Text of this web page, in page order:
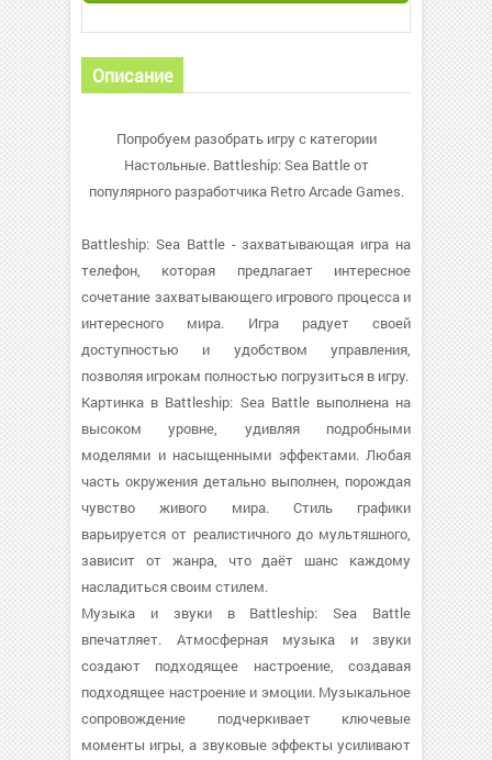
Описание
Попробуем разобрать игру с категории
Настольные. Battleship: Sea Battle от
популярного разработчика Retro Arcade Games.
Battleship: Sea Battle - захватывающая игра на
телефон, которая предлагает интересное
сочетание захватывающего игрового процесса и
интересного мира. Игра радует своей
доступностью и удобством управления,
позволяя игрокам полностью погрузиться в игру.
Картинка в Battleship: Sea Battle выполнена на
высоком уровне, удивляя подробными
моделями и насыщенными эффектами. Любая
часть окружения детально выполнен, порождая
чувство живого мира. Стиль графики
варьируется от реалистичного до мультяшного,
зависит от жанра, что даёт шанс каждому
насладиться своим стилем.
Музыка и звуки в Battleship: Sea Battle
впечатляет. Атмосферная музыка и звуки
создают подходящее настроение, создавая
подходящее настроение и эмоции. Музыкальное
сопровождение подчеркивает ключевые
моменты игры, а звуковые эффекты усиливают